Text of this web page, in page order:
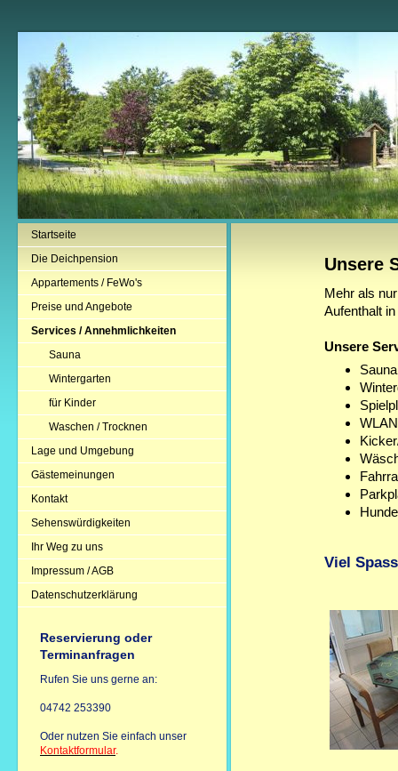
Startseite
Die Deichpension
Appartements / FeWo's
Preise und Angebote
Services / Annehmlichkeiten
Sauna
Wintergarten
für Kinder
Waschen / Trocknen
Lage und Umgebung
Gästemeinungen
Kontakt
Sehenswürdigkeiten
Ihr Weg zu uns
Impressum / AGB
Datenschutzerklärung
Reservierung oder
Terminanfragen
Rufen Sie uns gerne an:
04742 253390
Oder nutzen Sie einfach unser
Kontaktformular.
Unsere
Mehr als
Aufenthalt
Unsere
Viel